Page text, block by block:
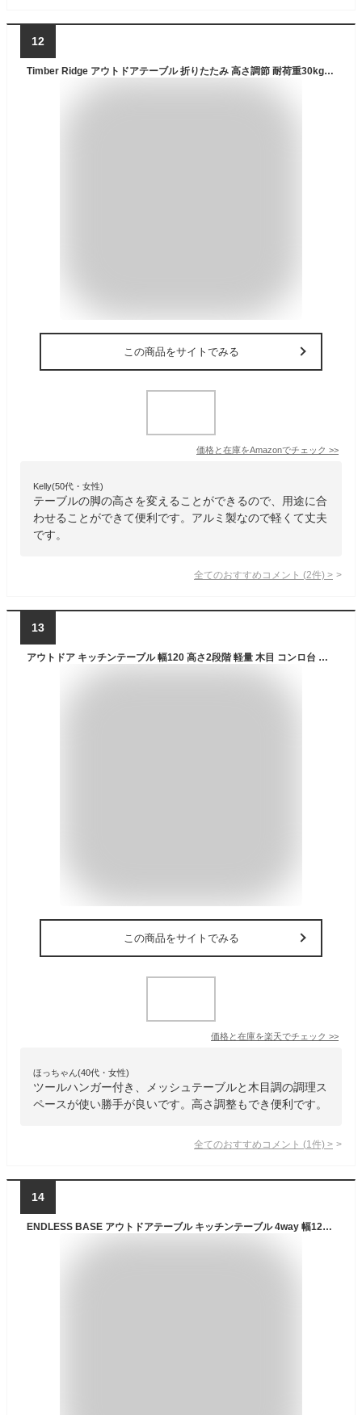
12
Timber Ridge アウトドアテーブル 折りたたみ 高さ調節 耐荷重30kg アルミ ロールテーブル 収納袋付き コンパクト キャンプ用 90L*53W*45-70Hcm 重量4.2kg
この商品をサイトでみる
価格と在庫をAmazonでチェック >>
Kelly(50代・女性)
テーブルの脚の高さを変えることができるので、用途に合
わせることができて便利です。アルミ製なので軽くて丈夫
です。
全てのおすすめコメント (2件) >
13
アウトドア キッチンテーブル 幅120 高さ2段階 軽量 木目 コンロ台 高さ調節 折りたたみテーブル 折りたたみ ランタンハンガー ツールハンガー レジャーテーブル アウトドアテーブル アウトドア キャンプ バーベキュー グレー ブラウン
この商品をサイトでみる
価格と在庫を楽天でチェック >>
ほっちゃん(40代・女性)
ツールハンガー付き、メッシュテーブルと木目調の調理ス
ペースが使い勝手が良いです。高さ調整もでき便利です。
全てのおすすめコメント (1 件) >
14
ENDLESS BASE アウトドアテーブル キッチンテーブル 4way 幅120cm 折りたたみ コンパクト 高さ調節 ブラウン 44400115 01 【73937】